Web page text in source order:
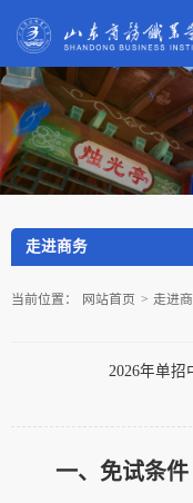
走进商务
当前位置： 网站首页 > 走进
2026年单招
一、免试条件